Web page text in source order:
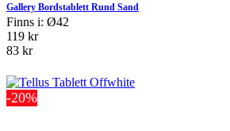
Gallery Bordstablett Rund Sand
Finns i: Ø42
119 kr
83 kr
-20%